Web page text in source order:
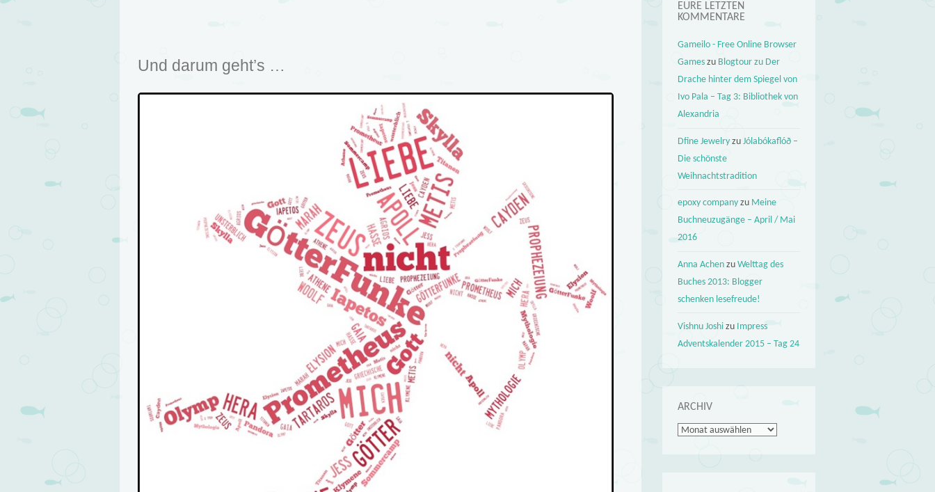
Und darum geht’s …
EURE LETZTEN
KOMMENTARE
Gameilo - Free Online Browser
Games zu Blogtour zu Der
Drache hinter dem Spiegel von
Ivo Pala – Tag 3: Bibliothek von
Alexandria
Dfine Jewelry zuJólabókaflóð –
Die schönste
Weihnachtstradition
epoxy company zu Meine
Buchneuzugänge – April / Mai
2016
Anna Achen zuWelttag des
Buches 2013: Blogger
schenken lesefreude!
Vishnu Joshi zu Impress
Adventskalender 2015 – Tag 24
ARCHIV
Archiv